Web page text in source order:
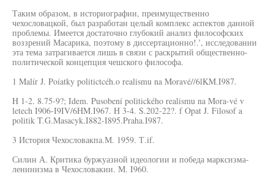
Таким образом, в историографии, преимущественно
чехословацкой, был разработан целый комплекс аспектов данной
проблемы. Имеется достаточно глубокий анализ философских
воззрений Масарика, поэтому в диссертационно!.', исследовании
эта тема затрагивается лишь в связи с раскрытий общественно-
политической концепция чешского философа.
1 Malír J. Poíatky politictcéh.o realismu na Moravé//6lKM.I987.
H 1-2. 8.75-9?; Idem. Pusobení politického realismu na Mora-vé v
letech I906-I9IV/6HM.I967. H 3-4. S.202-22?. f Opat J. Filosof a
politik T.G.Masacyk.I882-I895.Praha.I987.
3 История Чехословакпа.М. 1959. Т.if.
Силин А. Критика буржуазной идеологии и победа марксизма-
ленинизма в Чехословакии. М. I960.